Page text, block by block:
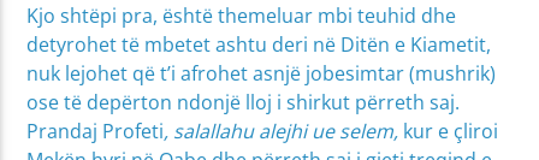
Kjo shtëpi pra, është themeluar mbi teuhid dhe
detyrohet të mbetet ashtu deri në Ditën e Kiametit,
nuk lejohet që t’i afrohet asnjë jobesimtar (mushrik)
ose të depërton ndonjë lloj i shirkut përreth saj.
Prandaj Profeti, salallahu alejhi ue selem, kur e çliroi